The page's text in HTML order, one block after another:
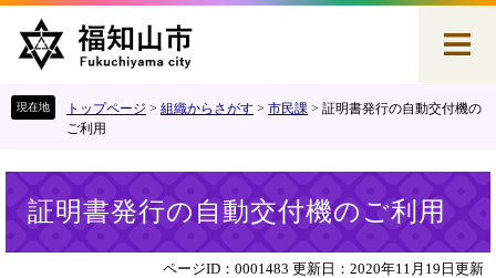
す
し
トップページ > 組織からさがす > 市民課 > 証明書発行の自動交付機の
ご利用
証明書発行の自動交付機のご利用
ページID：0001483 更新日：2020年11月19日更新